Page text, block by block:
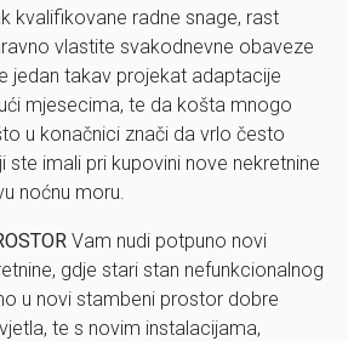
kvalifikovane radne snage, rast
vlastite svakodnevne obaveze
jedan takav projekat adaptacije
mjesecima, te da košta mnogo
u konačnici znači da vrlo često
ste imali pri kupovini nove nekretnine
noćnu moru.
Vam nudi potpuno novi
gdje stari stan nefunkcionalnog
u novi stambeni prostor dobre
te s novim instalacijama,